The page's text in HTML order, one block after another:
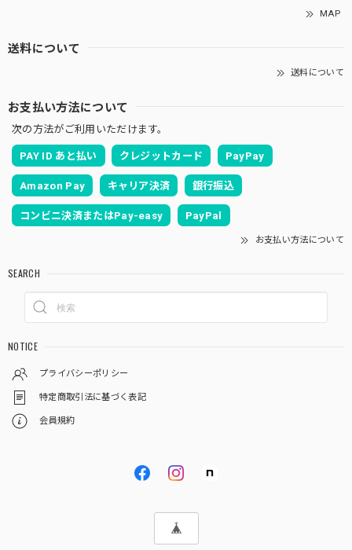
MAP
送料について
送料について
お支払い方法について
次の方法がご利用いただけます。
PAY ID あと払い クレジットカード PayPay
Amazon Pay キャリア決済 銀行振込
コンビニ決済またはPay-easy PayPal
お支払い方法について
SEARCH
NOTICE
プライバシーポリシー
特定商取引法に基づく表記
会員規約